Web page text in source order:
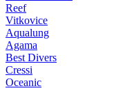
Reef
Vitkovice
Aqualung
Agama
Best Divers
Cressi
Oceanic